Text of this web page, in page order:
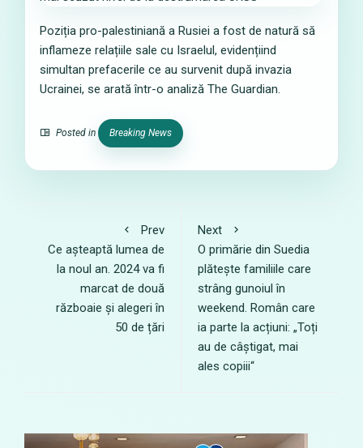
Poziția pro-palestiniană a Rusiei a fost de natură să
inflameze relațiile sale cu Israelul, evidențiind
simultan prefacerile ce au survenit după invazia
Ucrainei, se arată într-o analiză The Guardian.
Posted in Breaking News
Prev
Ce așteaptă lumea de
la noul an. 2024 va fi
marcat de două
războaie și alegeri în
50 de țări
Next
O primărie din Suedia
plătește familiile care
strâng gunoiul în
weekend. Român care
ia parte la acțiuni: „Toți
au de câștigat, mai
ales copiii“